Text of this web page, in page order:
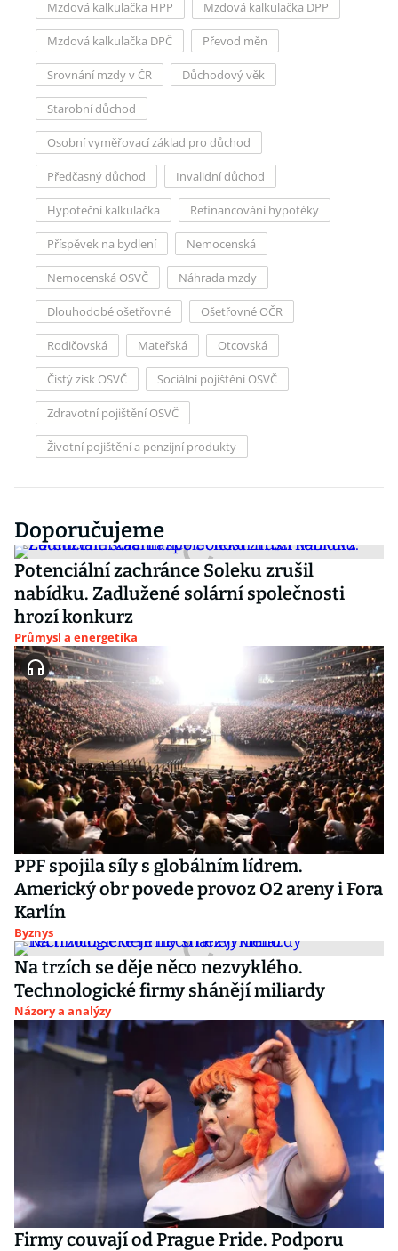
Mzdová kalkulačka HPP Mzdová kalkulačka DPP
Mzdová kalkulačka DPČ Převod měn
Srovnání mzdy v ČR Důchodový věk
Starobní důchod
Osobní vyměřovací základ pro důchod
Předčasný důchod Invalidní důchod
Hypoteční kalkulačka Refinancování hypotéky
Příspěvek na bydlení Nemocenská
Nemocenská OSVČ Náhrada mzdy
Dlouhodobé ošetřovné Ošetřovné OČR
Rodičovská Mateřská Otcovská
Čistý zisk OSVČ Sociální pojištění OSVČ
Zdravotní pojištění OSVČ
Životní pojištění a penzijní produkty
Doporučujeme
Potenciální zachránce Soleku zrušil
nabídku. Zadlužené solární společnosti
hrozí konkurz
Průmysl a energetika
PPF spojila síly s globálním lídrem.
Americký obr povede provoz O2 areny i Fora
Karlín
Byznys
Na trzích se děje něco nezvyklého.
Technologické firmy shánějí miliardy
Názory a analýzy
Firmy couvají od Prague Pride. Podporu